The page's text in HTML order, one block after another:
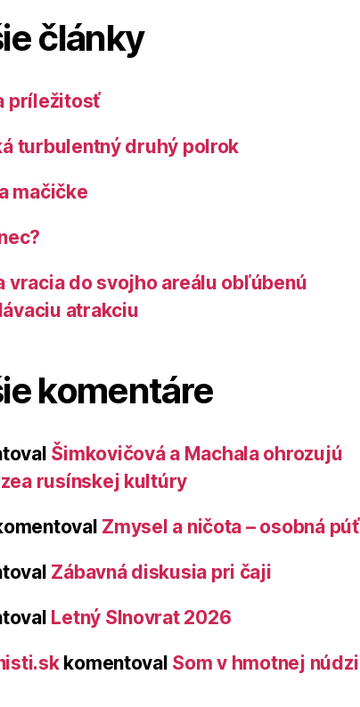
články
príležitosť
turbulentný druhý polrok
mačičke
vracia do svojho areálu obľúbenú
atrakciu
komentáre
Šimkovičová a Machala ohrozujú
rusínskej kultúry
Zmysel a ničota – osobná púť
Zábavná diskusia pri čaji
Letný Slnovrat 2026
komentoval Som v hmotnej núdzi